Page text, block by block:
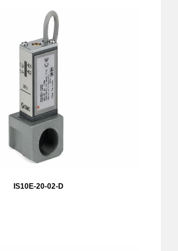
IS10E-20-02-D